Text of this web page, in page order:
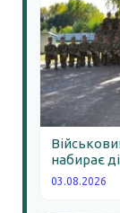
набирає
03.08.2026